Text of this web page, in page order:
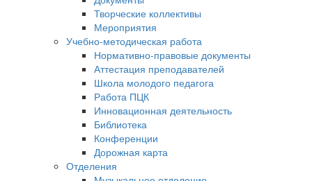
Творческие коллективы
Мероприятия
Учебно-методическая работа
Нормативно-правовые документы
Аттестация преподавателей
Школа молодого педагога
Работа ПЦК
Инновационная деятельность
Библиотека
Конференции
Дорожная карта
Отделения